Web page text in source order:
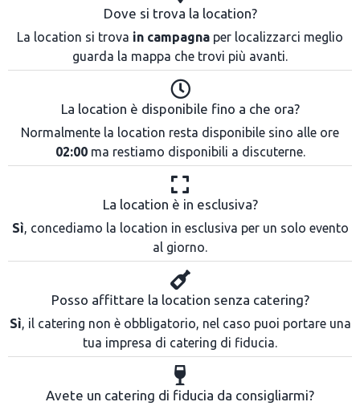
Dove si trova la location?
La location si trova in campagna per localizzarci meglio
guarda la mappa che trovi più avanti.
La location è disponibile fino a che ora?
Normalmente la location resta disponibile sino alle ore
02:00ma restiamo disponibili a discuterne.
La location è in esclusiva?
Sì , concediamo la location in esclusiva per un solo evento
al giorno.
Posso affittare la location senza catering?
Sì , il catering non è obbligatorio, nel caso puoi portare una
tua impresa di catering di fiducia.
Avete un catering di fiducia da consigliarmi?